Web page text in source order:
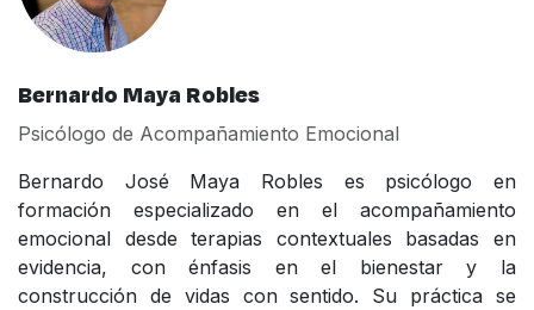
Bernardo Maya Robles
Psicólogo de Acompañamiento Emocional
Bernardo José Maya Robles es psicólogo en
formación especializado en el acompañamiento
emocional desde terapias contextuales basadas en
evidencia, con énfasis en el bienestar y la
construcción de vidas con sentido. Su práctica se